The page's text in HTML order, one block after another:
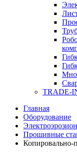
TRADE-
Главная
Оборудование
Прошивные
Копировально-